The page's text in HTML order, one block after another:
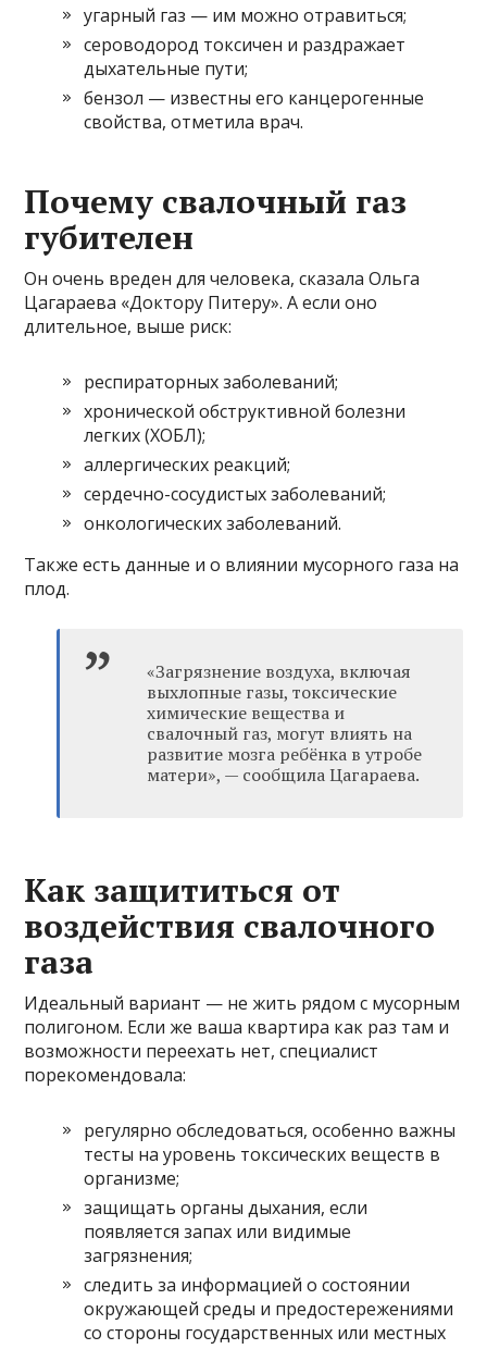
угарный газ — им можно отравиться;
сероводород токсичен и раздражает
дыхательные пути;
бензол — известны его канцерогенные
свойства, отметила врач.
Почему свалочный газ
губителен
Он очень вреден для человека, сказала Ольга
Цагараева «Доктору Питеру». А если оно
длительное, выше риск:
респираторных заболеваний;
хронической обструктивной болезни
легких (ХОБЛ);
аллергических реакций;
сердечно-сосудистых заболеваний;
онкологических заболеваний.
Также есть данные и о влиянии мусорного газа на
плод.
«Загрязнение воздуха, включая
выхлопные газы, токсические
химические вещества и
свалочный газ, могут влиять на
развитие мозга ребёнка в утробе
матери», — сообщила Цагараева.
Как защититься от
воздействия свалочного
газа
Идеальный вариант — не жить рядом с мусорным
полигоном. Если же ваша квартира как раз там и
возможности переехать нет, специалист
порекомендовала:
регулярно обследоваться, особенно важны
тесты на уровень токсических веществ в
организме;
защищать органы дыхания, если
появляется запах или видимые
загрязнения;
следить за информацией о состоянии
окружающей среды и предостережениями
со стороны государственных или местных